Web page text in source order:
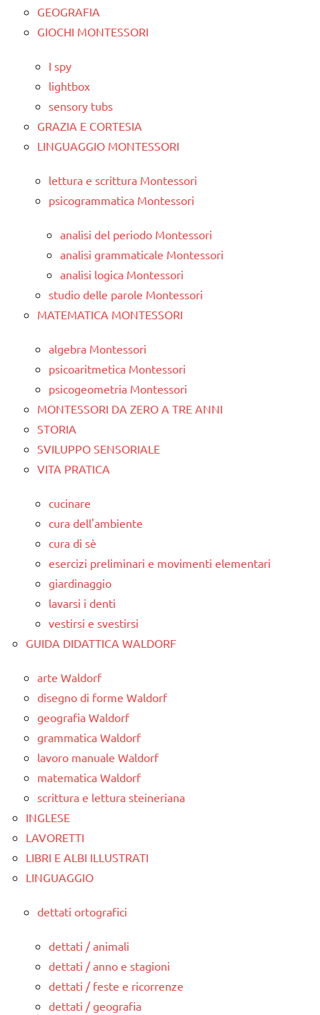
GEOGRAFIA
GIOCHI MONTESSORI
I spy
lightbox
sensory tubs
GRAZIA E CORTESIA
LINGUAGGIO MONTESSORI
lettura e scrittura Montessori
psicogrammatica Montessori
analisi del periodo Montessori
analisi grammaticale Montessori
analisi logica Montessori
studio delle parole Montessori
MATEMATICA MONTESSORI
algebra Montessori
psicoaritmetica Montessori
psicogeometria Montessori
MONTESSORI DA ZERO A TRE ANNI
STORIA
SVILUPPO SENSORIALE
VITA PRATICA
cucinare
cura dell'ambiente
cura di sè
esercizi preliminari e movimenti elementari
giardinaggio
lavarsi i denti
vestirsi e svestirsi
GUIDA DIDATTICA WALDORF
arte Waldorf
disegno di forme Waldorf
geografia Waldorf
grammatica Waldorf
lavoro manuale Waldorf
matematica Waldorf
scrittura e lettura steineriana
INGLESE
LAVORETTI
LIBRI E ALBI ILLUSTRATI
LINGUAGGIO
dettati ortografici
dettati / animali
dettati / anno e stagioni
dettati / feste e ricorrenze
dettati / geografia